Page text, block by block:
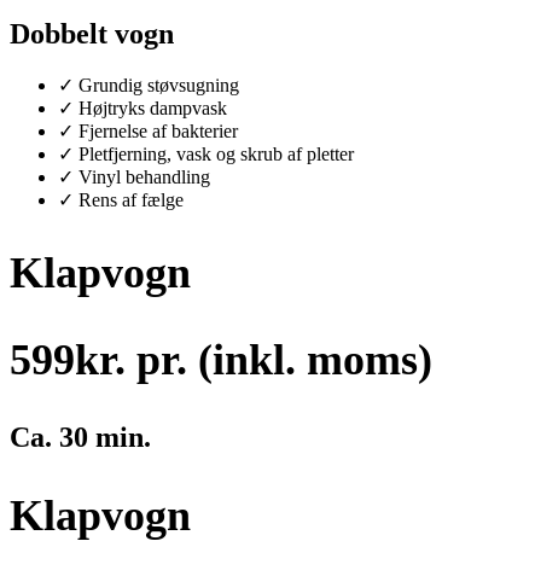
Dobbelt vogn
✓ Grundig støvsugning
✓ Højtryks dampvask
✓ Fjernelse af bakterier
✓ Pletfjerning, vask og skrub af pletter
✓ Vinyl behandling
✓ Rens af fælge
Klapvogn
599kr. pr. (inkl. moms)
Ca. 30 min.
Klapvogn